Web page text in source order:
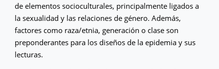
de elementos socioculturales, principalmente ligados a
la sexualidad y las relaciones de género. Además,
factores como raza/etnia, generación o clase son
preponderantes para los diseños de la epidemia y sus
lecturas.